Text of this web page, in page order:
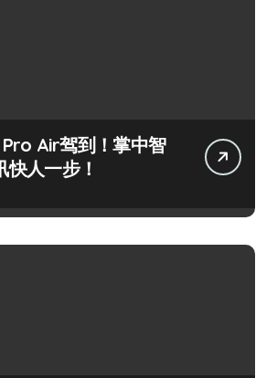
Air驾到！掌中智
人一步！